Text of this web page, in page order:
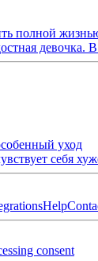
полной
девочка.
уход
себя
Help
consent